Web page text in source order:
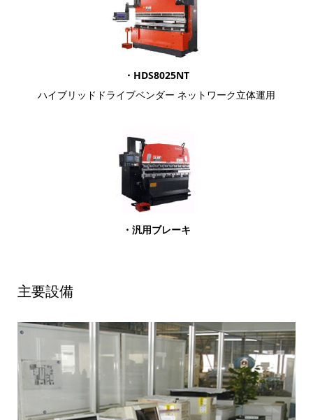
・HDS8025NT
ハイブリッドドライブベンダー ネットワーク立体運用
・汎用ブレーキ
主要設備